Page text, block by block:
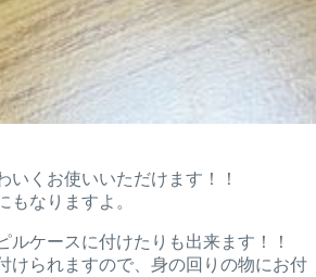
いくお使いいただけます！！
もなりますよ。
ルケースに付けたりも出来ます！！
けられますので、身の回りの物にお付